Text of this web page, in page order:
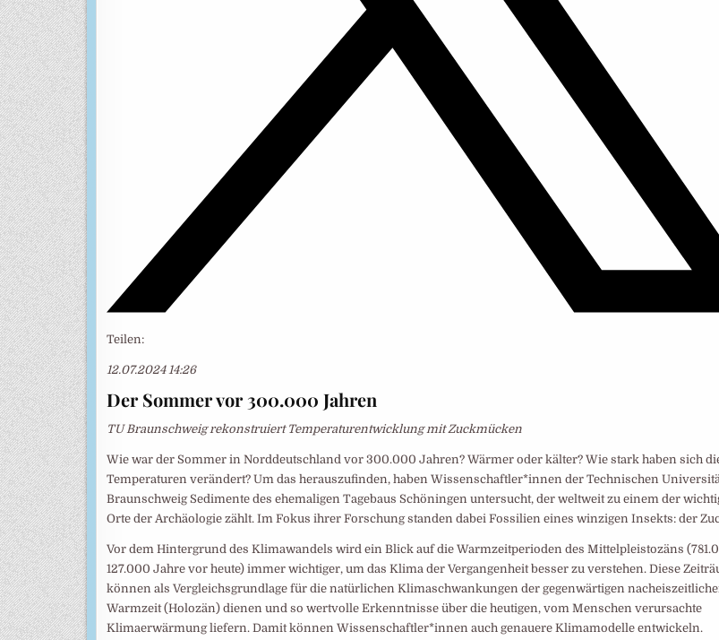
Teilen:
12.07.2024 14:26
Der Sommer vor 300.000 Jahren
TU Braunschweig rekonstruiert Temperaturentwicklung mit Zuckmücken
Wie war der Sommer in Norddeutschland vor 300.000 Jahren? Wärmer oder kälter? Wie stark haben sich
Temperaturen verändert? Um das herauszufinden, haben Wissenschaftler*innen der Technischen
Braunschweig Sedimente des ehemaligen Tagebaus Schöningen untersucht, der weltweit zu einem der
Orte der Archäologie zählt. Im Fokus ihrer Forschung standen dabei Fossilien eines winzigen Insekts: der
Vor dem Hintergrund des Klimawandels wird ein Blick auf die Warmzeitperioden des Mittelpleistozäns
127.000 Jahre vor heute) immer wichtiger, um das Klima der Vergangenheit besser zu verstehen. Diese
können als Vergleichsgrundlage für die natürlichen Klimaschwankungen der gegenwärtigen
Warmzeit (Holozän) dienen und so wertvolle Erkenntnisse über die heutigen, vom Menschen verursachte
Klimaerwärmung liefern. Damit können Wissenschaftler*innen auch genauere Klimamodelle entwickeln.